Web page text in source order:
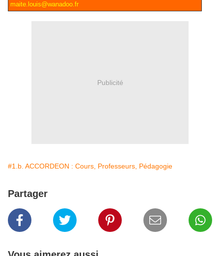
maite.louis@wanadoo.fr
Publicité
#1.b. ACCORDEON : Cours, Professeurs, Pédagogie
Partager